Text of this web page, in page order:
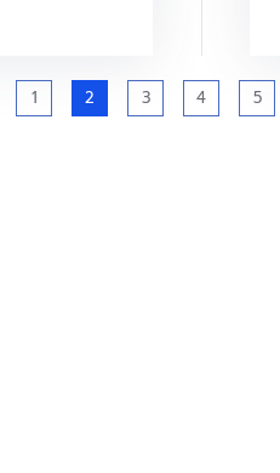
1 2 3 4 5